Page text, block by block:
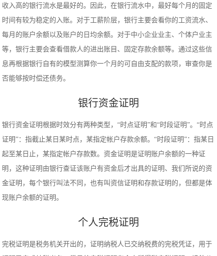
收入高的银行流水是最好的。因此，在银行流水中，最好每个月的固定
时间有较为稳定的入账。对于工薪阶层，银行主要会看你的工资流水、
每月的账户余额以及账户的日均余额。对于中小企业业主、个体户业主
等，银行主要会查看借款人的进出账目、固定存款余额等。通过这些信
息再根据银行自有的模型测算你一个月的可自由支配的款项，审查你是
否能够按时偿还债务。
银行资金证明
银行资金证明根据时效分有两种类型，“时点证明”和“时段证明”。“时点
证明”：指截止某日某时点，某指定帐户存款余额。“时段证明”：指某日
起至某日止，某指定帐户存款数。资金证明是证明账户余额的一种证
明，这种证明由银行查证该账户有资金后才出具的证明、我们所说的资
金证明，每个银行叫法不同，也有叫资信证明和存款证明的，但都是体
现账户余额的证明。
个人完税证明
完税证明是税务机关开出的，证明纳税人已交纳税费的完税凭证，用于